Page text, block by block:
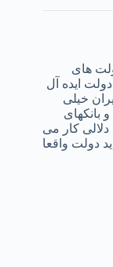
های
ایده آل
خیلی
بانکهای
کار می
دولت واقعا